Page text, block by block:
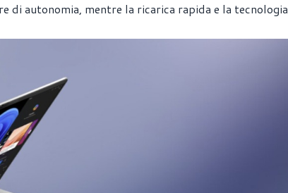
di autonomia, mentre la ricarica rapida e la tecnologia